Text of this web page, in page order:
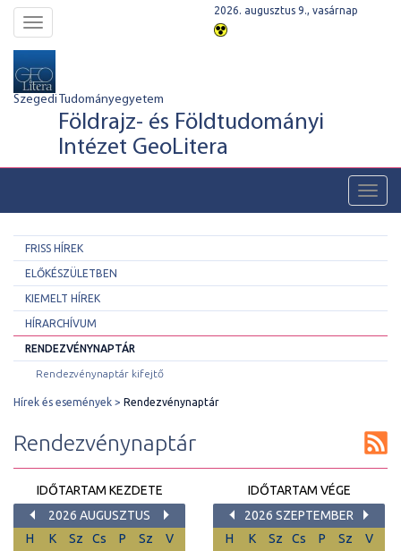
Toggle
navigation
2026. augusztus 9., vasárnap
Szegedi Tudományegyetem
Földrajz- és Földtudományi
Intézet GeoLitera
FRISS HÍREK
ELŐKÉSZÜLETBEN
KIEMELT HÍREK
HÍRARCHÍVUM
RENDEZVÉNYNAPTÁR
Rendezvénynaptár kifejtő
Hírek és események Rendezvénynaptár
Rendezvénynaptár
IDŐTARTAM KEZDETE
2026 AUGUSZTUS
H
K Sz Cs P Sz
V
IDŐTARTAM VÉGE
2026 SZEPTEMBER
H
K Sz Cs P Sz
V